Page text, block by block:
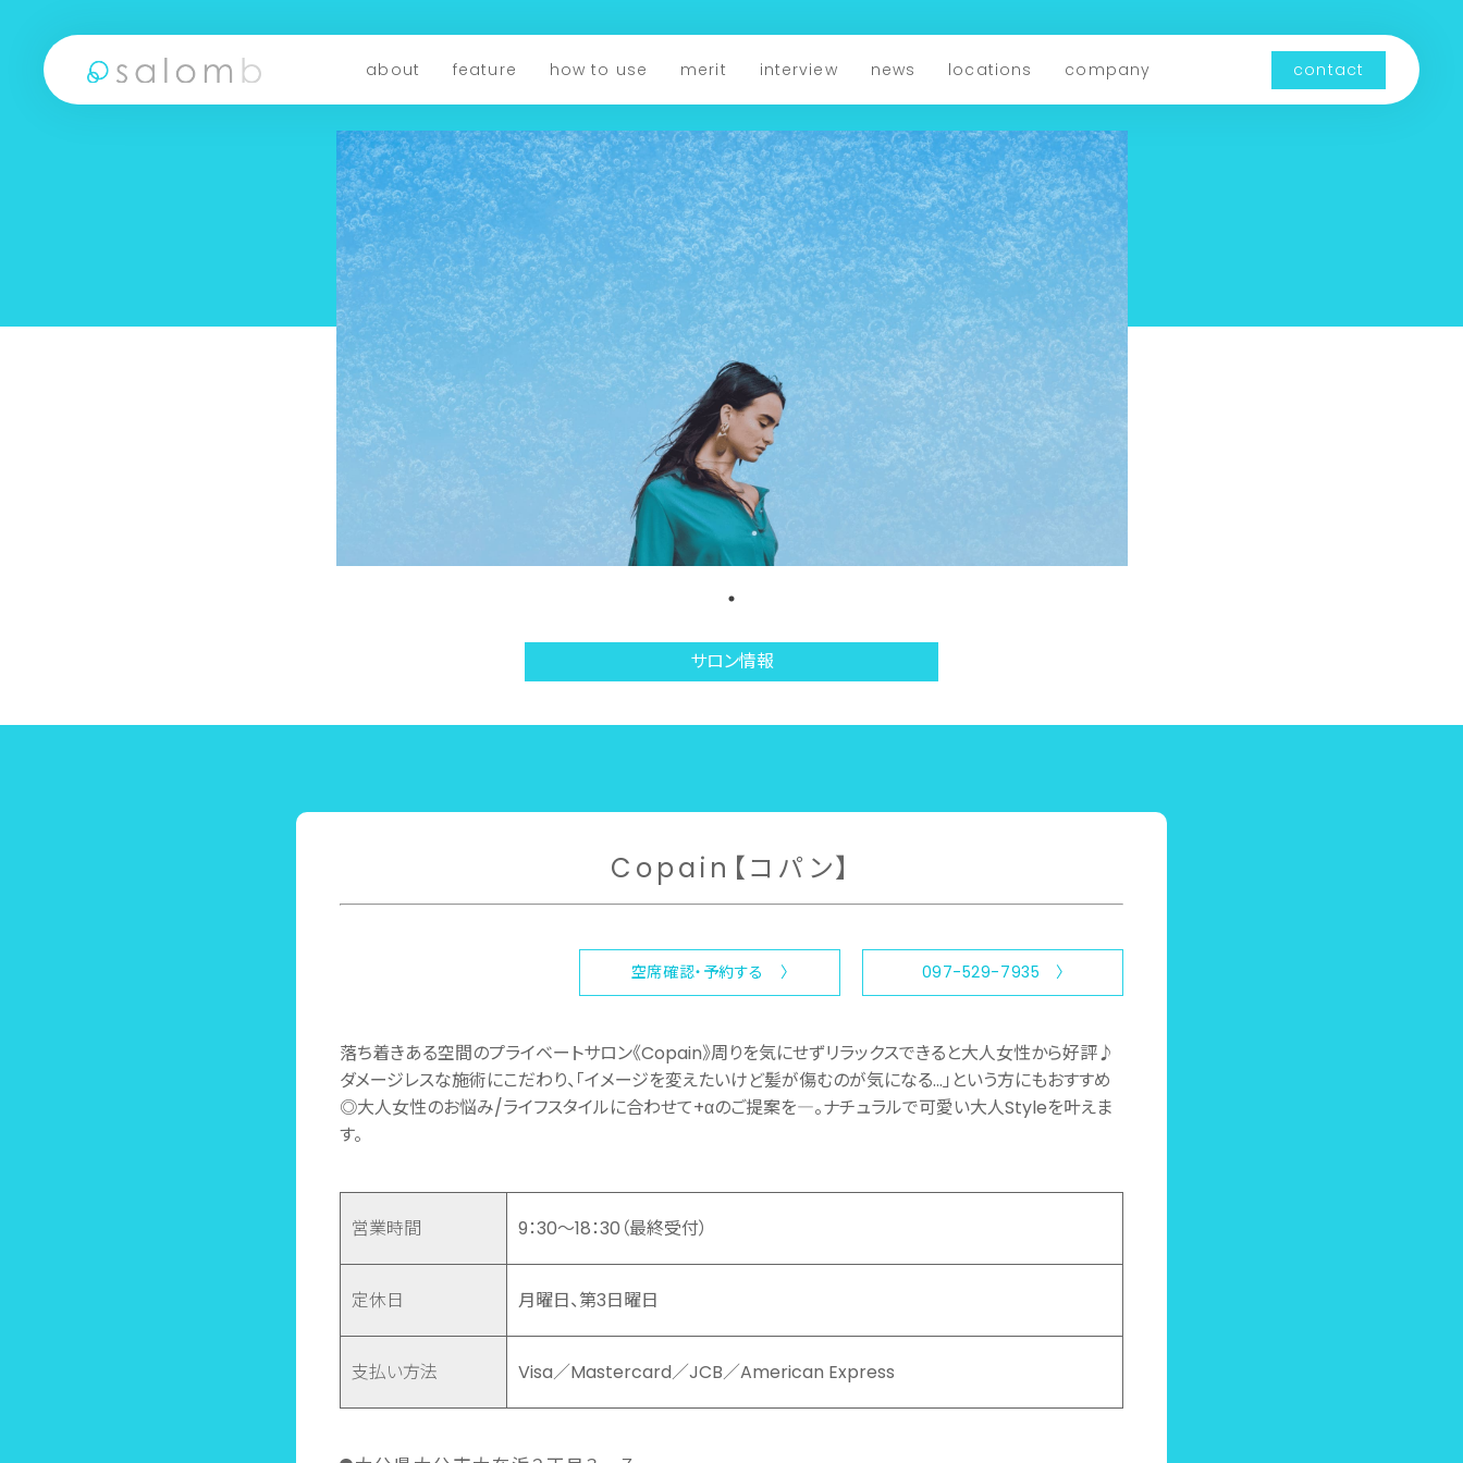
about feature how to use merit interview news locations company contact
サロン情報
Copain【コパン】
空席確認・予約する 〉 097-529-7935 〉
落ち着きある空間のプライベートサロン《Copain》周りを気にせずリラックスできると大人女性から好評♪
ダメージレスな施術にこだわり、「イメージを変えたいけど髪が傷むのが気になる…」という方にもおすすめ
◎大人女性のお悩み/ライフスタイルに合わせて+αのご提案を―。ナチュラルで可愛い大人Styleを叶えま
す。
営業時間 9：30～18：30（最終受付）
定休日 月曜日、第3日曜日
支払い方法 Visa／Mastercard／JCB／American Express